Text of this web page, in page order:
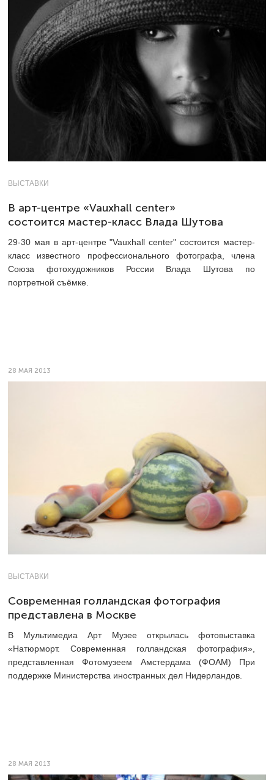
ВЫСТАВКИ
В арт-центре «Vauxhall center»
состоится мастер-класс Влада Шутова
29-30 мая в арт-центре "Vauxhall center" состоится мастер-
класс известного профессионального фотографа, члена
Союза фотохудожников России Влада Шутова по
портретной съёмке.
28 МАЯ 2013
ВЫСТАВКИ
Современная голландская фотография
представлена в Москве
В Мультимедиа Арт Музее открылась фотовыставка
«Натюрморт. Современная голландская фотография»,
представленная Фотомузеем Амстердама (ФОАМ) При
поддержке Министерства иностранных дел Нидерландов.
28 МАЯ 2013